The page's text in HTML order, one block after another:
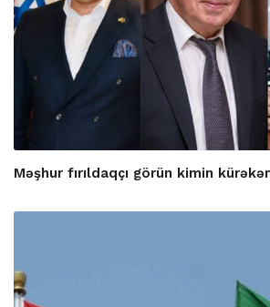
Məşhur fırıldaqçı görün kimin